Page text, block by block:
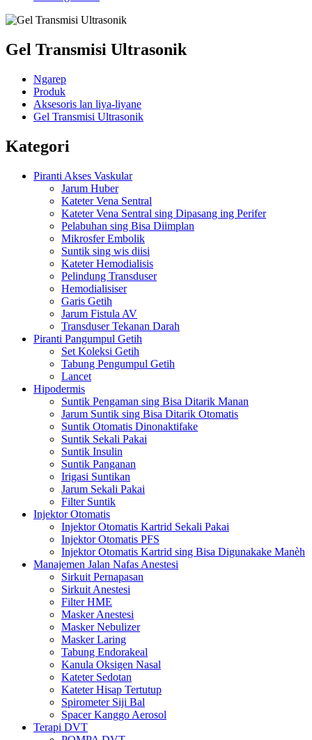
Gel Transmisi Ultrasonik
Ngarep
Produk
Aksesoris lan liya-liyane
Gel Transmisi Ultrasonik
Kategori
Piranti Akses Vaskular
Jarum Huber
Kateter Vena Sentral
Kateter Vena Sentral sing Dipasang ing Perifer
Pelabuhan sing Bisa Diimplan
Mikrosfer Embolik
Suntik sing wis diisi
Kateter Hemodialisis
Pelindung Transduser
Hemodialisiser
Garis Getih
Jarum Fistula AV
Transduser Tekanan Darah
Piranti Pangumpul Getih
Set Koleksi Getih
Tabung Pengumpul Getih
Lancet
Hipodermis
Suntik Pengaman sing Bisa Ditarik Manan
Jarum Suntik sing Bisa Ditarik Otomatis
Suntik Otomatis Dinonaktifake
Suntik Sekali Pakai
Suntik Insulin
Suntik Panganan
Irigasi Suntikan
Jarum Sekali Pakai
Filter Suntik
Injektor Otomatis
Injektor Otomatis Kartrid Sekali Pakai
Injektor Otomatis PFS
Injektor Otomatis Kartrid sing Bisa Digunakake Manèh
Manajemen Jalan Nafas Anestesi
Sirkuit Pernapasan
Sirkuit Anestesi
Filter HME
Masker Anestesi
Masker Nebulizer
Masker Laring
Tabung Endorakeal
Kanula Oksigen Nasal
Kateter Sedotan
Kateter Hisap Tertutup
Spirometer Siji Bal
Spacer Kanggo Aerosol
Terapi DVT